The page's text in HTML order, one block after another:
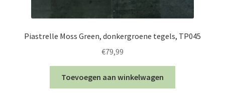
Piastrelle Moss Green, donkergroene tegels, TP045
€79,99
Toevoegen aan winkelwagen